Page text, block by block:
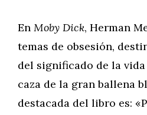
En Moby Dick, Herman
temas de obsesión,
del significado de la
caza de la gran ballena
destacada del libro es: